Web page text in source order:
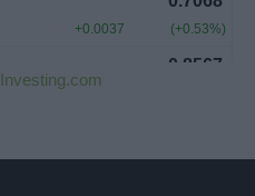
Investing.com